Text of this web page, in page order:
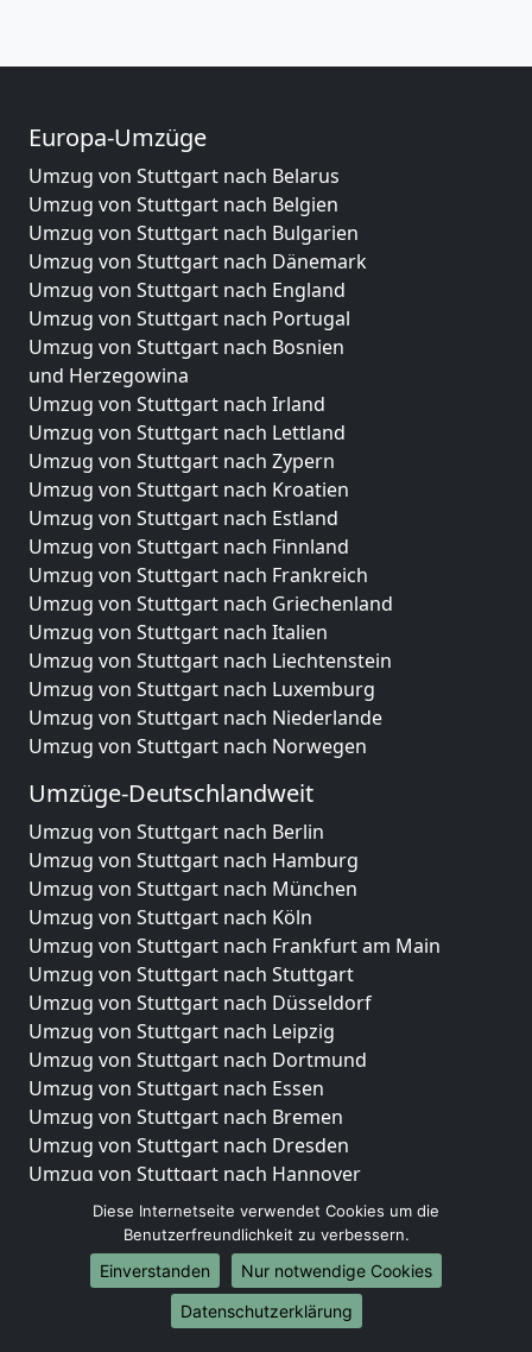
Europa-Umzüge
Umzug von Stuttgart nach Belarus
Umzug von Stuttgart nach Belgien
Umzug von Stuttgart nach Bulgarien
Umzug von Stuttgart nach Dänemark
Umzug von Stuttgart nach England
Umzug von Stuttgart nach Portugal
Umzug von Stuttgart nach Bosnien
und Herzegowina
Umzug von Stuttgart nach Irland
Umzug von Stuttgart nach Lettland
Umzug von Stuttgart nach Zypern
Umzug von Stuttgart nach Kroatien
Umzug von Stuttgart nach Estland
Umzug von Stuttgart nach Finnland
Umzug von Stuttgart nach Frankreich
Umzug von Stuttgart nach Griechenland
Umzug von Stuttgart nach Italien
Umzug von Stuttgart nach Liechtenstein
Umzug von Stuttgart nach Luxemburg
Umzug von Stuttgart nach Niederlande
Umzug von Stuttgart nach Norwegen
Umzüge-Deutschlandweit
Umzug von Stuttgart nach Berlin
Umzug von Stuttgart nach Hamburg
Umzug von Stuttgart nach München
Umzug von Stuttgart nach Köln
Umzug von Stuttgart nach Frankfurt am Main
Umzug von Stuttgart nach Stuttgart
Umzug von Stuttgart nach Düsseldorf
Umzug von Stuttgart nach Leipzig
Umzug von Stuttgart nach Dortmund
Umzug von Stuttgart nach Essen
Umzug von Stuttgart nach Bremen
Umzug von Stuttgart nach Dresden
Umzug von Stuttgart nach Hannover
Umzug von Stuttgart nach Nürnberg
Umzug von Stuttgart nach Duisburg
Umzug von Stuttgart nach Bochum
Umzug von Stuttgart nach Wuppertal
Umzug von Stuttgart nach Bielefeld
Diese Internetseite verwendet Cookies um die
Benutzerfreundlichkeit zu verbessern.
Einverstanden
Nur notwendige Cookies
Datenschutzerklärung